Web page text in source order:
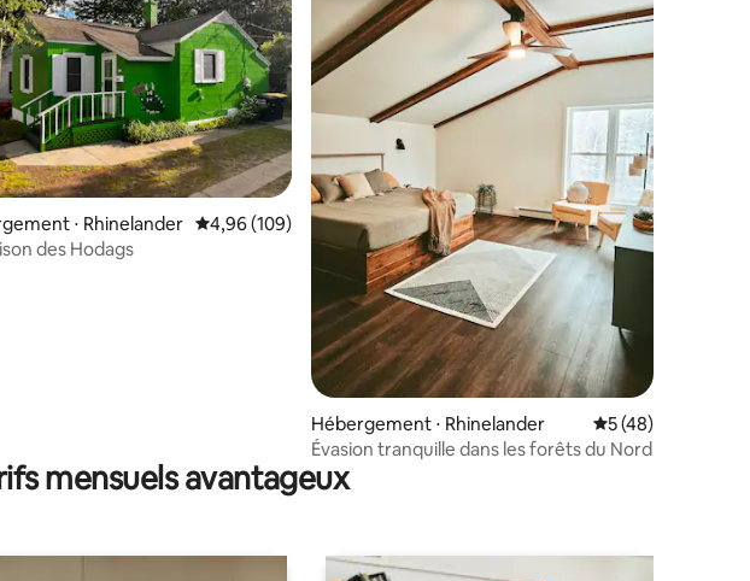
la base de 190 commentaires : 4,84 sur 5
⋅ Rhinelander Évaluation moyenne sur la base de 109 commentaires : 4,96 sur 5
4,96 (109)
des Hodags
Hébergement ⋅ Rhinelander Évaluation
5 (48)
Évasion tranquille dans les forêts du Nord
mensuels avantageux